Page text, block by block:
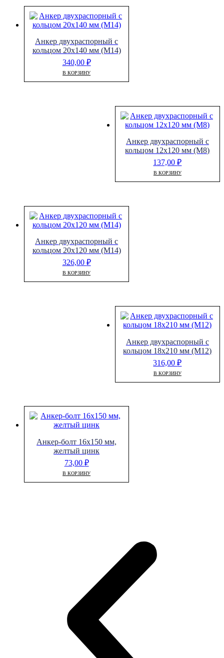
Анкер двухраспорный с
кольцом 20х140 мм (М14)
340,00 ₽
В КОРЗИНУ
Анкер двухраспорный с
кольцом 12х120 мм (М8)
137,00₽
В КОРЗИНУ
Анкер двухраспорный с
кольцом 20х120 мм (М14)
326,00 ₽
В КОРЗИНУ
Анкер двухраспорный с
кольцом 18х210 мм (М12)
316,00₽
В КОРЗИНУ
Анкер-болт 16х150 мм,
желтый цинк
73,00 ₽
В КОРЗИНУ